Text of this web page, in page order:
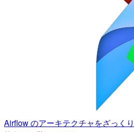
Airflow のアーキテクチャをざっく